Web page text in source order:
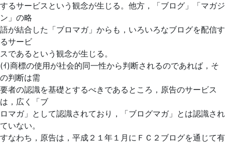
するサービスという観念が生じる。他方，「ブログ」「マガジ
ン」の略
語が結合した「ブロマガ」からも，いろいろなブログを配信す
るサービ
スであるという観念が生じる。
(ｲ)商標の使用が社会的同一性から判断されるのであれば，そ
の判断は需
要者の認識を基礎とするべきであるところ，原告のサービス
は，広く「ブ
ロマガ」として認識されており，「ブログマガ」とは認識され
ていない。
すなわち，原告は，平成２１年１月にＦＣ２ブログを通じて有